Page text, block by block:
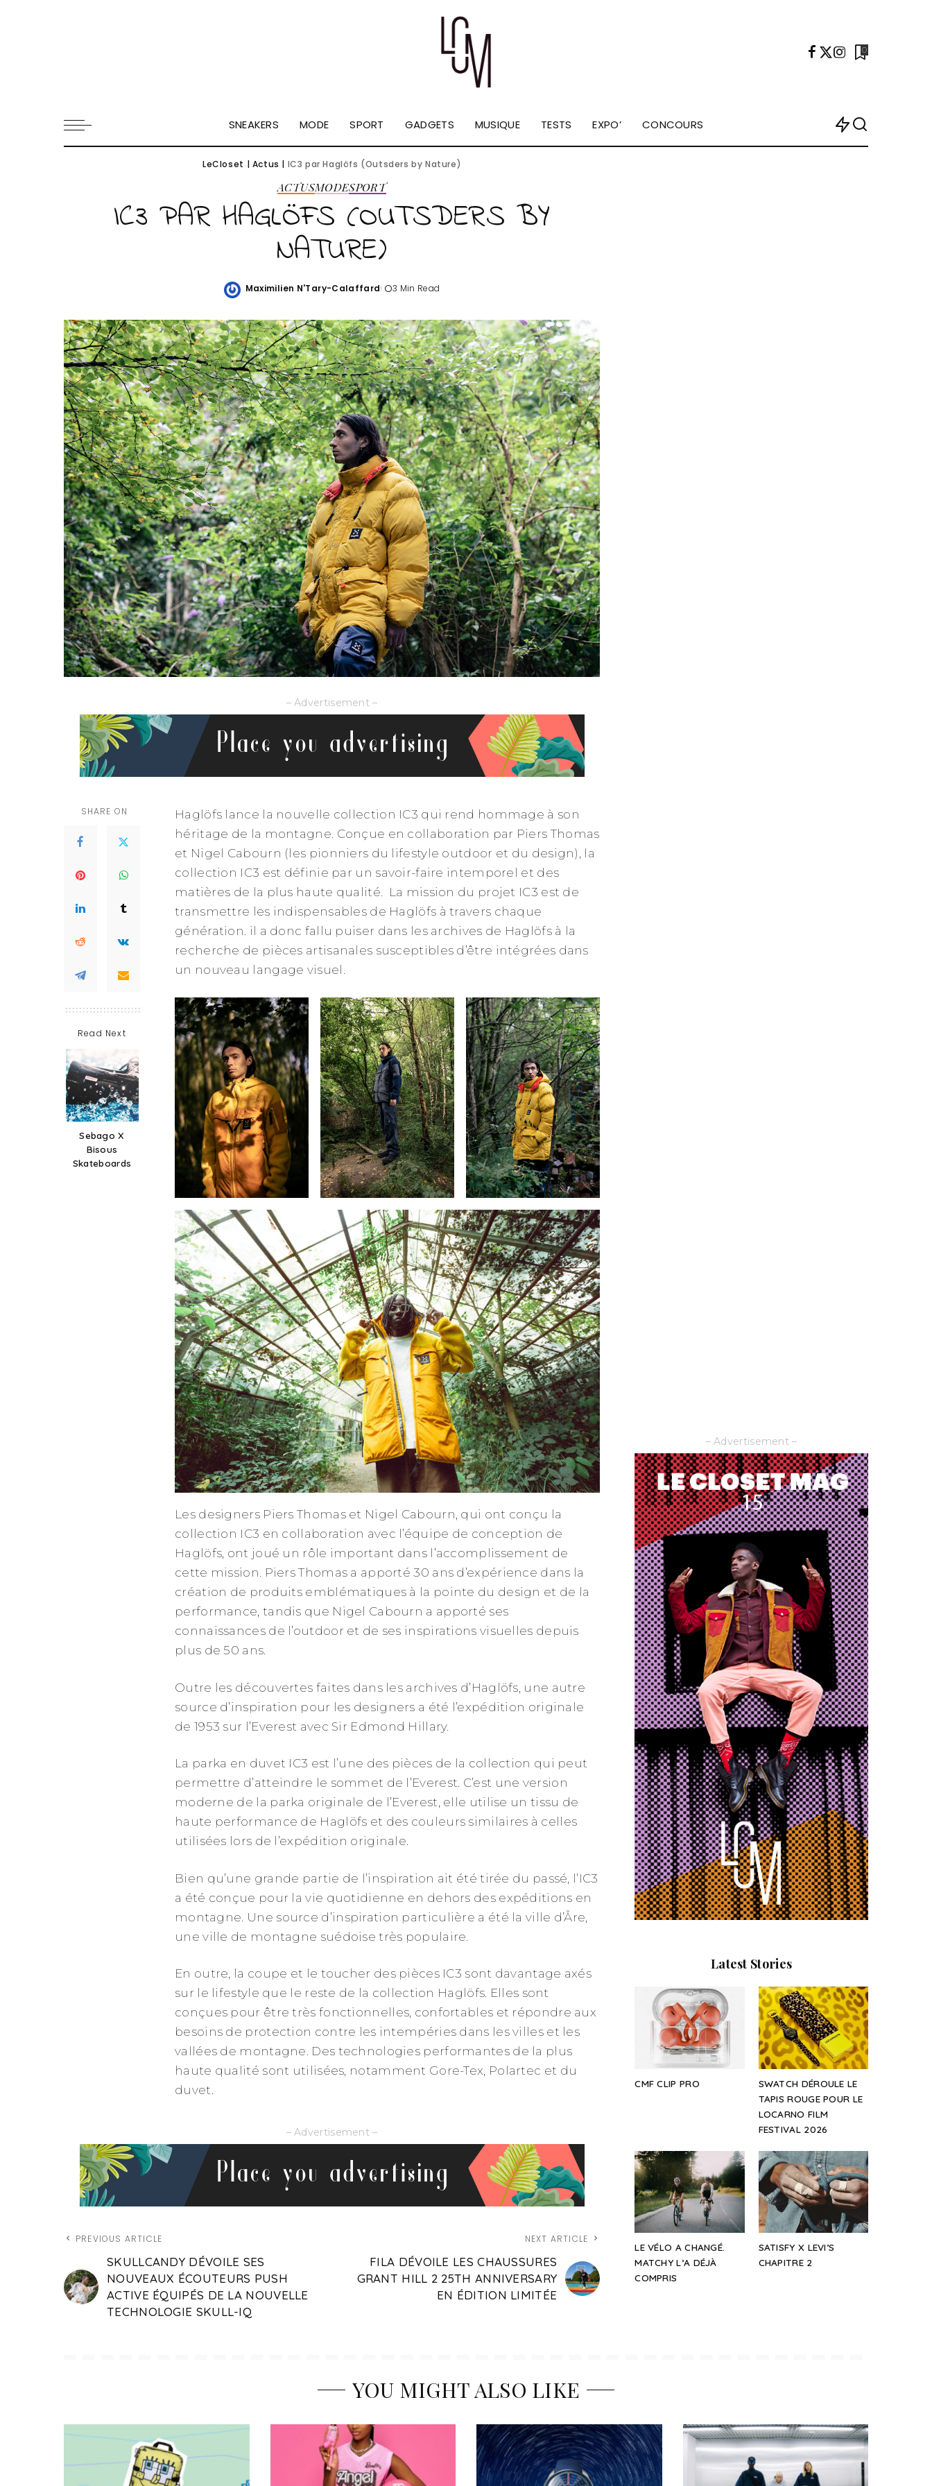
0
SNEAKERS MODE SPORT GADGETS MUSIQUE TESTS EXPO’ CONCOURS
LeCloset | Actus | IC3 par Haglöfs (Outsders by Nature)
ACTUSMODESPORT
IC3 PAR HAGLÖFS (OUTSDERS BY
NATURE)
Posted
Maximilien N'Tary-Calaffard 3 Min Read
– Advertisement –
SHARE ON
Read Next
Sebago X
Bisous
Skateboards
Haglöfs lance la nouvelle collection IC3 qui rend hommage à son
héritage de la montagne. Conçue en collaboration par Piers Thomas
et Nigel Cabourn (les pionniers du lifestyle outdoor et du design), la
collection IC3 est définie par un savoir-faire intemporel et des
matières de la plus haute qualité. La mission du projet IC3 est de
transmettre les indispensables de Haglöfs à travers chaque
génération. il a donc fallu puiser dans les archives de Haglöfs à la
recherche de pièces artisanales susceptibles d’être intégrées dans
un nouveau langage visuel.
Les designers Piers Thomas et Nigel Cabourn, qui ont conçu la
collection IC3 en collaboration avec l’équipe de conception de
Haglöfs, ont joué un rôle important dans l’accomplissement de
cette mission. Piers Thomas a apporté 30 ans d’expérience dans la
création de produits emblématiques à la pointe du design et de la
performance, tandis que Nigel Cabourn a apporté ses
connaissances de l’outdoor et de ses inspirations visuelles depuis
plus de 50 ans.
Outre les découvertes faites dans les archives d’Haglöfs, une autre
source d’inspiration pour les designers a été l’expédition originale
de 1953 sur l’Everest avec Sir Edmond Hillary.
La parka en duvet IC3 est l’une des pièces de la collection qui peut
permettre d’atteindre le sommet de l’Everest. C’est une version
moderne de la parka originale de l’Everest, elle utilise un tissu de
haute performance de Haglöfs et des couleurs similaires à celles
utilisées lors de l’expédition originale.
Bien qu’une grande partie de l’inspiration ait été tirée du passé, l’IC3
a été conçue pour la vie quotidienne en dehors des expéditions en
montagne. Une source d’inspiration particulière a été la ville d’Åre,
une ville de montagne suédoise très populaire.
En outre, la coupe et le toucher des pièces IC3 sont davantage axés
sur le lifestyle que le reste de la collection Haglöfs. Elles sont
conçues pour être très fonctionnelles, confortables et répondre aux
besoins de protection contre les intempéries dans les villes et les
vallées de montagne. Des technologies performantes de la plus
haute qualité sont utilisées, notamment Gore-Tex, Polartec et du
duvet.
– Advertisement –
PREVIOUS ARTICLE
SKULLCANDY DÉVOILE SES
NOUVEAUX ÉCOUTEURS PUSH
ACTIVE ÉQUIPÉS DE LA NOUVELLE
TECHNOLOGIE SKULL-IQ
NEXT ARTICLE
FILA DÉVOILE LES CHAUSSURES
GRANT HILL 2 25TH ANNIVERSARY
EN ÉDITION LIMITÉE
– Advertisement –
Latest Stories
CMF CLIP PRO
SWATCH DÉROULE LE
TAPIS ROUGE POUR LE
LOCARNO FILM
FESTIVAL 2026
LE VÉLO A CHANGÉ.
MATCHY L’A DÉJÀ
COMPRIS
SATISFY X LEVI’S
CHAPITRE 2
YOU MIGHT ALSO LIKE